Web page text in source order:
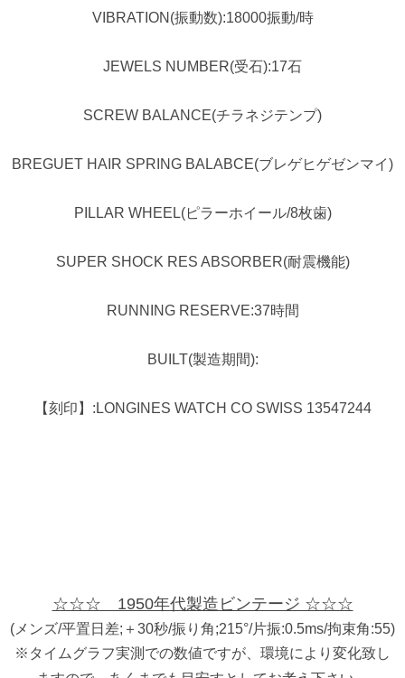
VIBRATION(振動数):18000振動/時
JEWELS NUMBER(受石):17石
SCREW BALANCE(チラネジテンプ)
BREGUET HAIR SPRING BALABCE(ブレゲヒゲゼンマイ)
PILLAR WHEEL(ピラーホイール/8枚歯)
SUPER SHOCK RES ABSORBER(耐震機能)
RUNNING RESERVE:37時間
BUILT(製造期間):
【刻印】:LONGINES WATCH CO SWISS 13547244
☆☆☆ 1950年代製造ビンテージ ☆☆☆
(メンズ/平置日差;＋30秒/振り角;215°/片振:0.5ms/拘束角:55)
※タイムグラフ実測での数値ですが、環境により変化致し